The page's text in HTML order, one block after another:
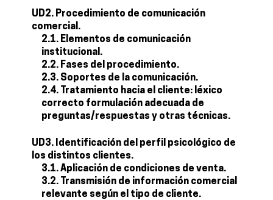
UD2. Procedimiento de comunicación
comercial.
2.1. Elementos de comunicación
institucional.
2.2. Fases del procedimiento.
2.3. Soportes de la comunicación.
2.4. Tratamiento hacia el cliente: léxico
correcto formulación adecuada de
preguntas/respuestas y otras técnicas.
UD3. Identificación del perfil psicológico de
los distintos clientes.
3.1. Aplicación de condiciones de venta.
3.2. Transmisión de información comercial
relevante según el tipo de cliente.